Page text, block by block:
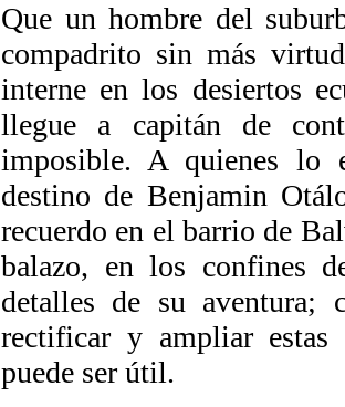
Que un hombre del
compadrito sin más
interne en los desiertos
llegue a capitán de
imposible. A quienes lo
destino de Benjamin
recuerdo en el barrio de
balazo, en los confines
detalles de su aventura;
rectificar y ampliar estas
puede ser útil.